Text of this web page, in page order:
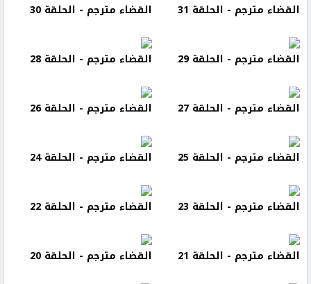
القضاء مترجم - الحلقة 31 القضاء مترجم - الحلقة 30
القضاء مترجم - الحلقة 29 القضاء مترجم - الحلقة 28
القضاء مترجم - الحلقة 27 القضاء مترجم - الحلقة 26
القضاء مترجم - الحلقة 25 القضاء مترجم - الحلقة 24
القضاء مترجم - الحلقة 23 القضاء مترجم - الحلقة 22
القضاء مترجم - الحلقة 21 القضاء مترجم - الحلقة 20